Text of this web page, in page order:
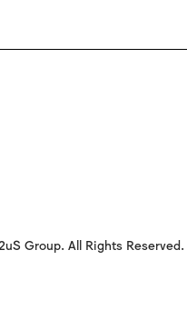
Group. All Rights Reserved.